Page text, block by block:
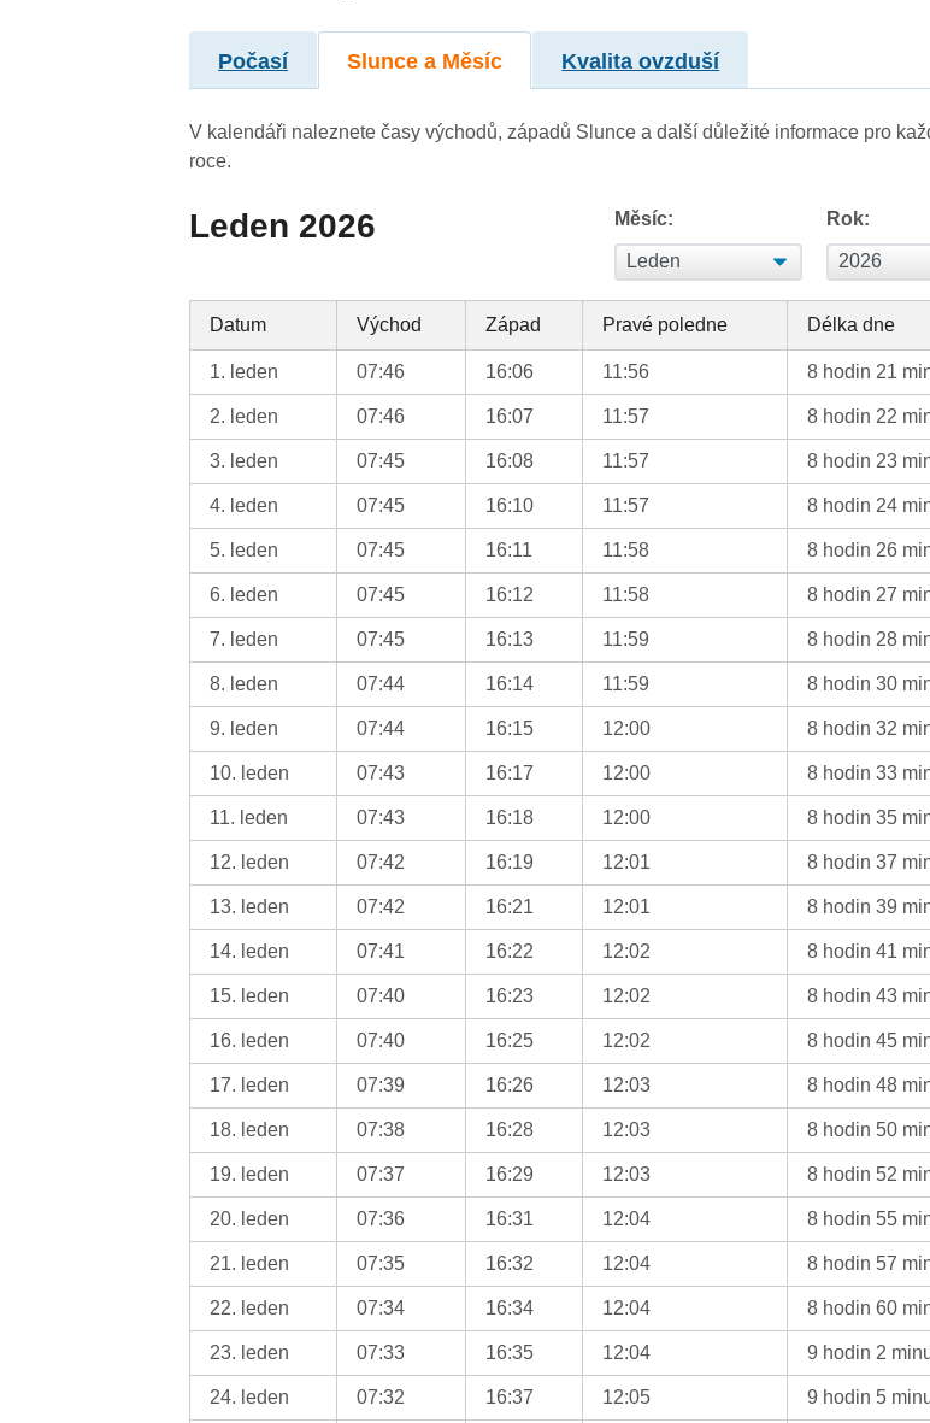
Počasí Slunce a Měsíc Kvalita ovzduší
V kalendáři naleznete časy východů, západů Slunce a další důležité informace pro
roce.
Leden 2026 Měsíc: Rok:
Datum Východ Západ Pravé poledne Délka dne
1. leden 07:46 16:06 11:56 8 hodin 21
2. leden 07:46 16:07 11:57 8 hodin 22
3. leden 07:45 16:08 11:57 8 hodin 23
4. leden 07:45 16:10 11:57 8 hodin 24
5. leden 07:45 16:11 11:58 8 hodin 26
6. leden 07:45 16:12 11:58 8 hodin 27
7. leden 07:45 16:13 11:59 8 hodin 28
8. leden 07:44 16:14 11:59 8 hodin 30
9. leden 07:44 16:15 12:00 8 hodin 32
10. leden 07:43 16:17 12:00 8 hodin 33
11. leden 07:43 16:18 12:00 8 hodin 35
12. leden 07:42 16:19 12:01 8 hodin 37
13. leden 07:42 16:21 12:01 8 hodin 39
14. leden 07:41 16:22 12:02 8 hodin 41
15. leden 07:40 16:23 12:02 8 hodin 43
16. leden 07:40 16:25 12:02 8 hodin 45
17. leden 07:39 16:26 12:03 8 hodin 48
18. leden 07:38 16:28 12:03 8 hodin 50
19. leden 07:37 16:29 12:03 8 hodin 52
20. leden 07:36 16:31 12:04 8 hodin 55
21. leden 07:35 16:32 12:04 8 hodin 57
22. leden 07:34 16:34 12:04 8 hodin 60
23. leden 07:33 16:35 12:04 9 hodin 2
24. leden 07:32 16:37 12:05 9 hodin 5